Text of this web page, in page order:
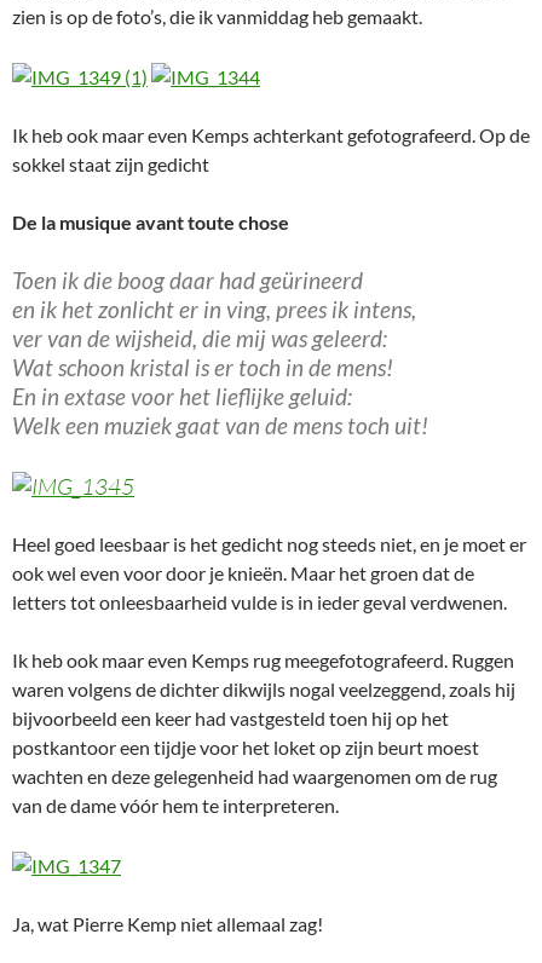
zien is op de foto’s, die ik vanmiddag heb gemaakt.
Ik heb ook maar even Kemps achterkant gefotografeerd. Op de
sokkel staat zijn gedicht
De la musique avant toute chose
Toen ik die boog daar had geürineerd
en ik het zonlicht er in ving, prees ik intens,
ver van de wijsheid, die mij was geleerd:
Wat schoon kristal is er toch in de mens!
En in extase voor het lieflijke geluid:
Welk een muziek gaat van de mens toch uit!
Heel goed leesbaar is het gedicht nog steeds niet, en je moet er
ook wel even voor door je knieën. Maar het groen dat de
letters tot onleesbaarheid vulde is in ieder geval verdwenen.
Ik heb ook maar even Kemps rug meegefotografeerd. Ruggen
waren volgens de dichter dikwijls nogal veelzeggend, zoals hij
bijvoorbeeld een keer had vastgesteld toen hij op het
postkantoor een tijdje voor het loket op zijn beurt moest
wachten en deze gelegenheid had waargenomen om de rug
van de dame vóór hem te interpreteren.
Ja, wat Pierre Kemp niet allemaal zag!